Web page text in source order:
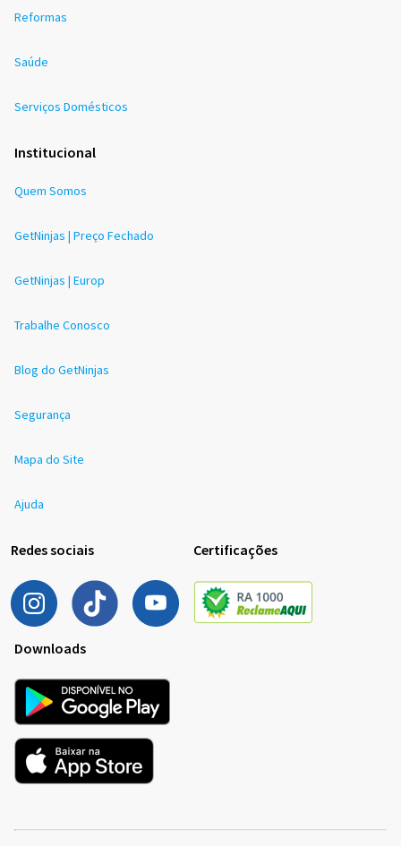
Reformas
Saúde
Serviços Domésticos
Institucional
Quem Somos
GetNinjas | Preço Fechado
GetNinjas | Europ
Trabalhe Conosco
Blog do GetNinjas
Segurança
Mapa do Site
Ajuda
Redes sociais Certificações
Downloads